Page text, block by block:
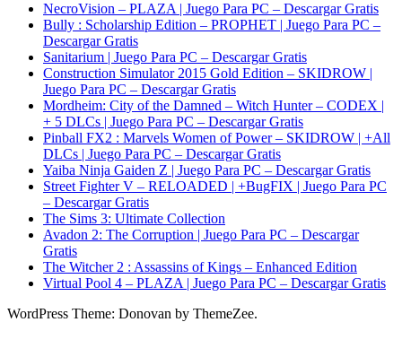
NecroVision – PLAZA | Juego Para PC – Descargar Gratis
Bully : Scholarship Edition – PROPHET | Juego Para PC –
Descargar Gratis
Sanitarium | Juego Para PC – Descargar Gratis
Construction Simulator 2015 Gold Edition – SKIDROW |
Juego Para PC – Descargar Gratis
Mordheim: City of the Damned – Witch Hunter – CODEX |
+ 5 DLCs | Juego Para PC – Descargar Gratis
Pinball FX2 : Marvels Women of Power – SKIDROW | +All
DLCs | Juego Para PC – Descargar Gratis
Yaiba Ninja Gaiden Z | Juego Para PC – Descargar Gratis
Street Fighter V – RELOADED | +BugFIX | Juego Para PC
– Descargar Gratis
The Sims 3: Ultimate Collection
Avadon 2: The Corruption | Juego Para PC – Descargar
Gratis
The Witcher 2 : Assassins of Kings – Enhanced Edition
Virtual Pool 4 – PLAZA | Juego Para PC – Descargar Gratis
WordPress Theme: Donovan by ThemeZee.